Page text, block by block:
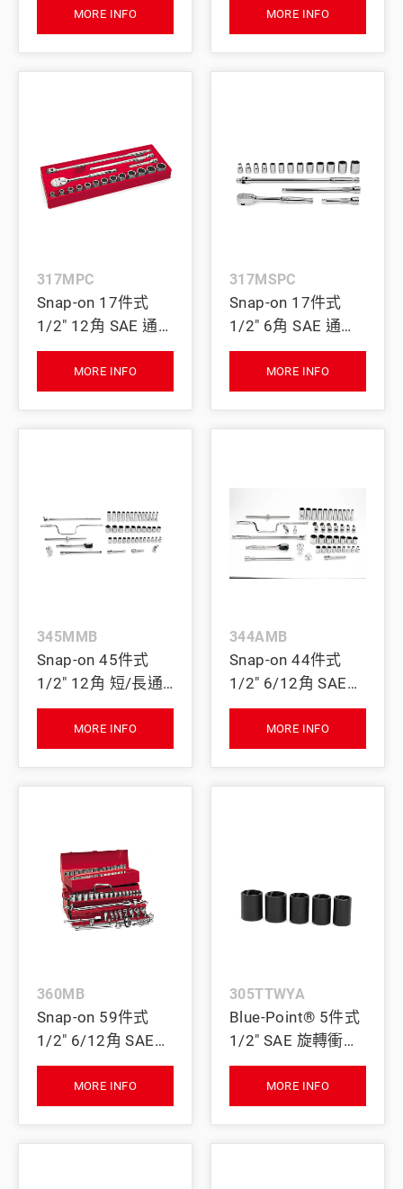
棉組 (紅色)
MORE INFO
套筒套組 及 PRO-
FI™ 泡棉組 (10–32
MORE INFO
317MPC
Snap-on 17件式
1/2" 12角 SAE 通用
套筒套組
MORE INFO
317MSPC
Snap-on 17件式
1/2" 6角 SAE 通用
套筒套組
MORE INFO
345MMB
Snap-on 45件式
1/2" 12角 短/長通
用套筒套組
MORE INFO
344AMB
Snap-on 44件式
1/2" 6/12角 SAE
短/長通用套筒套組
MORE INFO
360MB
Snap-on 59件式
1/2" 6/12角 SAE
短/長通用套筒套組
MORE INFO
305TTWYA
Blue-Point® 5件式
1/2" SAE 旋轉衝擊
短套筒套組 (3/4-
MORE INFO